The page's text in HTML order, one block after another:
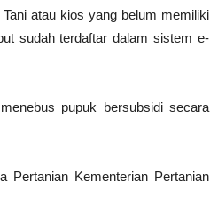
atau kios yang belum memiliki
sudah terdaftar dalam sistem e-
pupuk bersubsidi secara
Pertanian Kementerian Pertanian